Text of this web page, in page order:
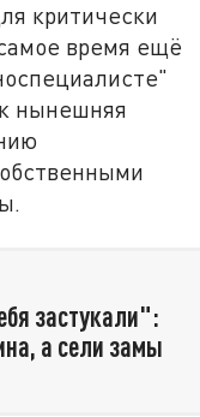
критически
время ещё
нынешняя
застукали":
а сели замы